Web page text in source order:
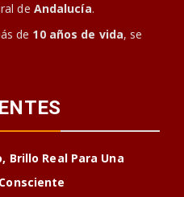
de Andalucía.
de 10 años de vida, se
Brillo Real Para Una